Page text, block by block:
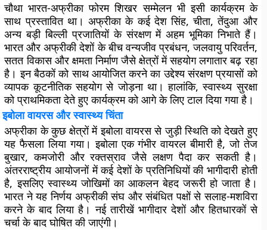
चौथा भारत-अफ्रीका फोरम शिखर सम्मेलन भी इसी कार्यक्रम के
साथ प्रस्तावित था। अफ्रीका के कई देश सिंह, चीता, तेंदुआ और
अन्य बड़ी बिल्ली प्रजातियों के संरक्षण में अहम भूमिका निभाते हैं।
भारत और अफ्रीकी देशों के बीच वन्यजीव प्रबंधन, जलवायु परिवर्तन,
सतत विकास और क्षमता निर्माण जैसे क्षेत्रों में सहयोग लगातार बढ़ रहा
है। इन बैठकों को साथ आयोजित करने का उद्देश्य संरक्षण प्रयासों को
व्यापक कूटनीतिक सहयोग से जोड़ना था। हालांकि, स्वास्थ्य सुरक्षा
को प्राथमिकता देते हुए कार्यक्रम को आगे के लिए टाल दिया गया है।
इबोला वायरस और स्वास्थ्य चिंता
अफ्रीका के कुछ क्षेत्रों में इबोला वायरस से जुड़ी स्थिति को देखते हुए
यह फैसला लिया गया। इबोला एक गंभीर वायरल बीमारी है, जो तेज
बुखार, कमजोरी और रक्तस्राव जैसे लक्षण पैदा कर सकती है।
अंतरराष्ट्रीय आयोजनों में कई देशों के प्रतिनिधियों की भागीदारी होती
है, इसलिए स्वास्थ्य जोखिमों का आकलन बेहद जरूरी हो जाता है।
भारत ने यह निर्णय अफ्रीकी संघ और संबंधित पक्षों से सलाह-मशविरा
करने के बाद लिया है। नई तारीखें भागीदार देशों और हितधारकों से
चर्चा के बाद घोषित की जाएंगी।